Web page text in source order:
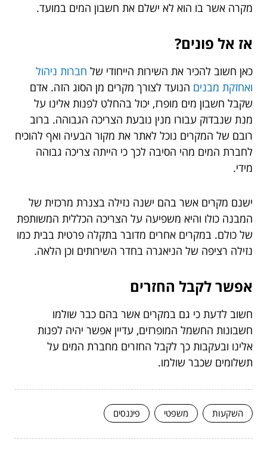
מקרה אשר בו הוא לא ישלם את חשבון המים במועד.
אז אל פונים?
כאן חשוב להכיר את השירות הייחודי של חברות ניהול
ואחזקת מבנים הנועד לצורך מקרים מן הסוג הזה. אדם
שקבל חשבון מים מופרז, יכול בהחלט לפנות אלינו על
מנת שנבדוק עבורו מנין נובעת הצריכה הגבוהה. ברוב
רובם של המקרים נוכל לאתר את מקור הבעיה ואף להוכיח
לחברת המים מהי הסיבה לכך כי הייתה צריכה גבוהה
מידי.
ישנם מקרים אשר בהם ישנה נזילה בצנרת מרכזית של
המבנה כולו והיא משפיעה על הצריכה הכללית המשותפת
של כולם. במקרים אחרים מדובר בתקלה פרטית בבית כמו
נזילה רציפה של הניאגרה בחדר השירותים וכן הלאה.
אפשר לקבל החזרים
חשוב לדעת כי גם במקרים אשר בהם כבר שולמו
חשבונות החשמל המופרזים, עדיין אפשר יהיה לפנות
אלינו ובעקבות כך לקבל החזרים מחברת המים על
תשלומים שכבר שולמו.
השקעות משפטי פיננסים